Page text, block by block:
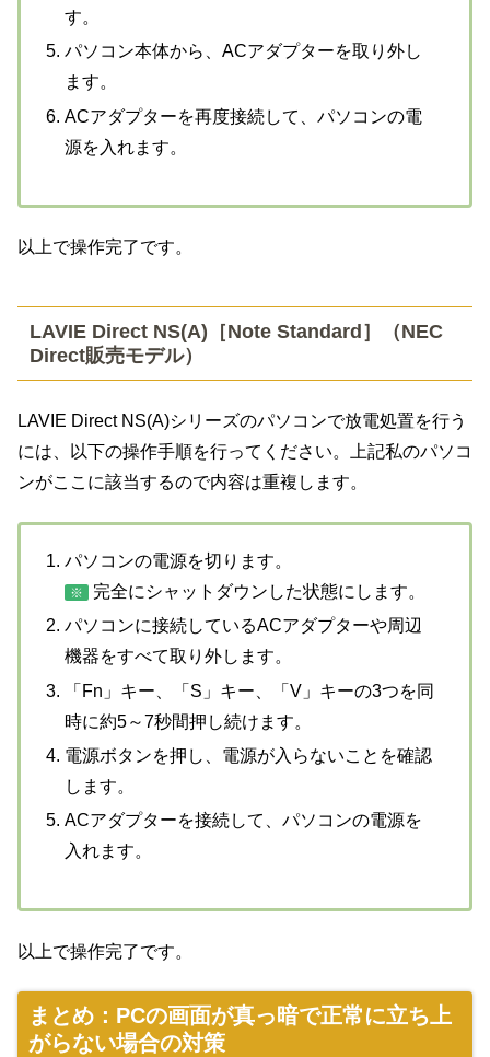
す。
パソコン本体から、ACアダプターを取り外し
ます。
ACアダプターを再度接続して、パソコンの電
源を入れます。
以上で操作完了です。
LAVIE Direct NS(A)［Note Standard］（NEC
Direct販売モデル）
LAVIE Direct NS(A)シリーズのパソコンで放電処置を行う
には、以下の操作手順を行ってください。上記私のパソコ
ンがここに該当するので内容は重複します。
パソコンの電源を切ります。
※ 完全にシャットダウンした状態にします。
パソコンに接続しているACアダプターや周辺
機器をすべて取り外します。
「Fn」キー、「S」キー、「V」キーの3つを同
時に約5～7秒間押し続けます。
電源ボタンを押し、電源が入らないことを確認
します。
ACアダプターを接続して、パソコンの電源を
入れます。
以上で操作完了です。
まとめ：PCの画面が真っ暗で正常に立ち上
がらない場合の対策